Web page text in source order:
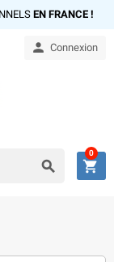
EN FRANCE !
 Connexion
 
0